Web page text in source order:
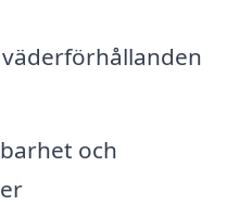
och